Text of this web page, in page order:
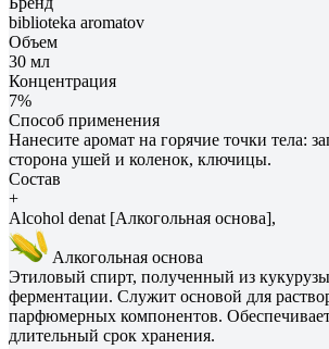
biblioteka aromatov
Объем
30 мл
Концентрация
7%
Способ применения
Нанесите аромат на горячие точки тела:
сторона ушей и коленок, ключицы.
Состав
+
Alcohol denat [Алкогольная основа],
Алкогольная основа
Этиловый спирт, полученный из
ферментации. Служит основой для
парфюмерных компонентов.
длительный срок хранения.